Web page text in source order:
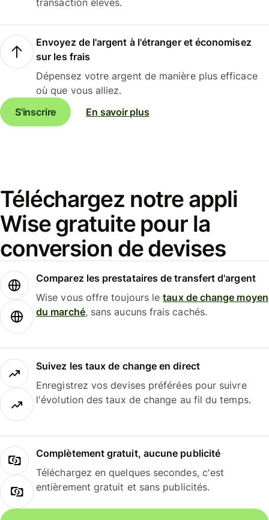
transaction élevés.
Envoyez de l'argent à l'étranger et économisez
sur les frais
Dépensez votre argent de manière plus efficace
où que vous alliez.
S'inscrire
En savoir plus
Téléchargez notre appli
Wise gratuite pour la
conversion de devises
Comparez les prestataires de transfert d'argent
Wise vous offre toujours letaux de change moyen
du marché, sans aucuns frais cachés.
Suivez les taux de change en direct
Enregistrez vos devises préférées pour suivre
l'évolution des taux de change au fil du temps.
Complètement gratuit, aucune publicité
Téléchargez en quelques secondes, c'est
entièrement gratuit et sans publicités.